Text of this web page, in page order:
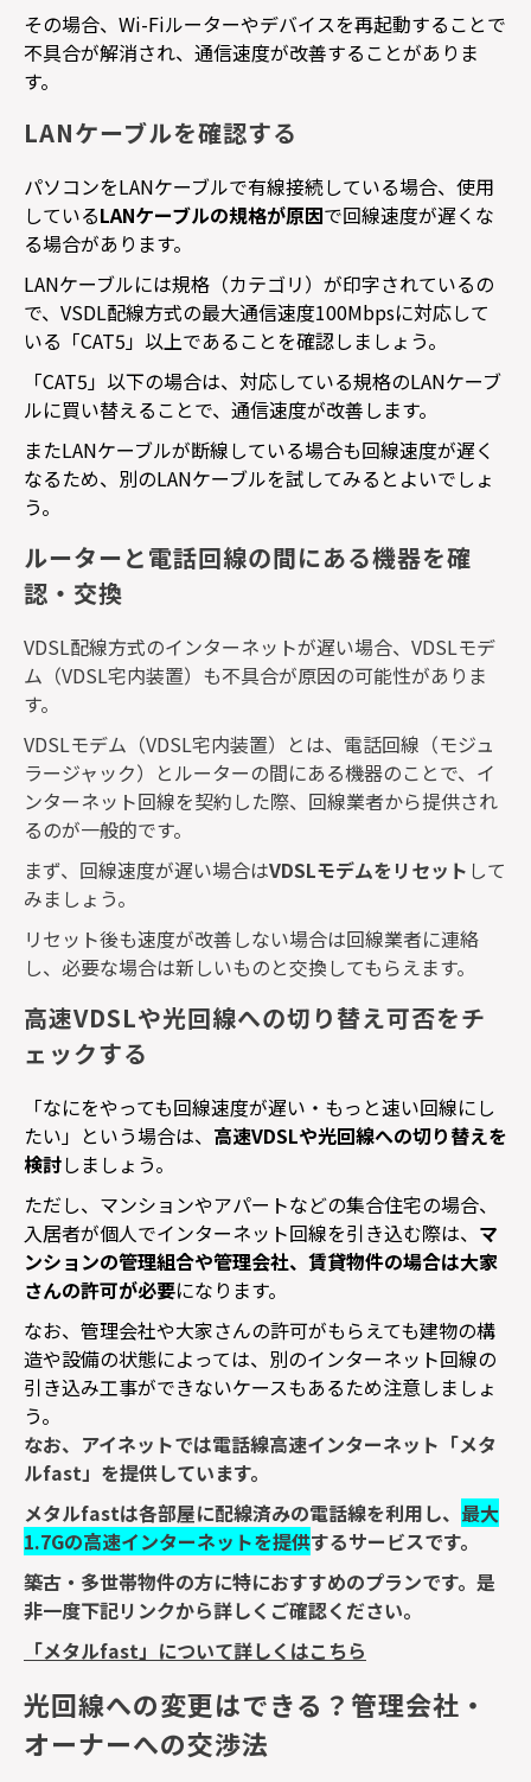
その場合、 Wi-Fiルーターやデバイスを再起動することで
不具合が解消され、通信速度が改善することがありま
す。
LANケーブルを確認する
パソコンをLANケーブルで有線接続している場合、使用
しているLANケーブルの規格が原因で回線速度が遅くな
る場合があります。
LANケーブルには規格（カテゴリ）が印字されているの
で、 VSDL配線方式の最大通信速度100Mbpsに対応して
いる「CAT5 」以上であることを確認しましょう。
「CAT5 」以下の場合は、対応している規格のLANケーブ
ルに買い替えることで、通信速度が改善します。
またLANケーブルが断線している場合も回線速度が遅く
なるため、別のLANケーブルを試してみるとよいでしょ
う。
ルーターと電話回線の間にある機器を確
認・交換
VDSL配線方式のインターネットが遅い場合、 VDSLモデ
ム（VDSL宅内装置）も不具合が原因の可能性がありま
す。
VDSLモデム （VDSL宅内装置）とは、電話回線（モジュ
ラージャック）とルーターの間にある機器のことで、イ
ンターネット回線を契約した際、回線業者から提供され
るのが一般的です。
まず、回線速度が遅い場合はVDSLモデムをリセット して
みましょう。
リセット後も速度が改善しない場合は回線業者に連絡
し、必要な場合は新しいものと交換してもらえます。
高速VDSLや光回線への切り替え可否をチ
ェックする
「なにをやっても回線速度が遅い・もっと速い回線にし
たい」という場合は、 高速VDSLや光回線への切り替えを
検討しましょう。
ただし、マンションやアパートなどの集合住宅の場合、
入居者が個人でインターネット回線を引き込む際は、 マ
ンションの管理組合や管理会社、賃貸物件の場合は大家
さんの許可が必要になります。
なお、管理会社や大家さんの許可がもらえても建物の構
造や設備の状態によっては、別のインターネット回線の
引き込み工事ができないケースもあるため注意しましょ
う。
なお、アイネットでは電話線高速インターネット「メタ
ルfast」を提供しています。
メタルfastは各部屋に配線済みの電話線を利用し、 最大
1.7Gの高速インターネットを提供するサービスです。
築古・多世帯物件の方に特におすすめのプランです。是
非一度下記リンクから詳しくご確認ください。
「メタルfast」について詳しくはこちら
光回線への変更はできる？管理会社・
オーナーへの交渉法